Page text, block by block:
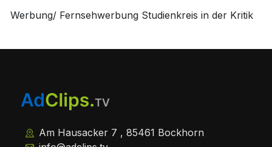
Werbung/ Fernsehwerbung Studienkreis in der Kritik
Am Hausacker 7 , 85461 Bockhorn